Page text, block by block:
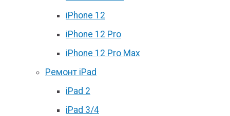
iPhone 12
iPhone 12 Pro
iPhone 12 Pro Max
Ремонт iPad
iPad 2
iPad 3/4